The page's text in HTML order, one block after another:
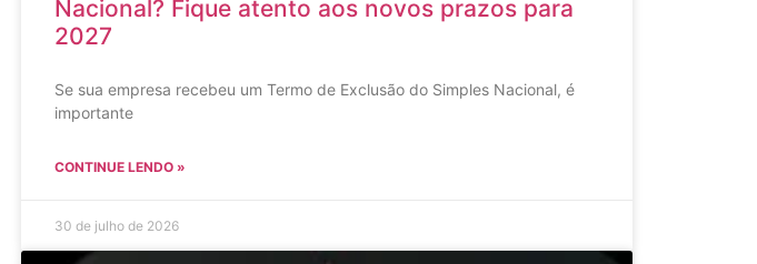
Nacional? Fique atento aos novos prazos para
2027
Se sua empresa recebeu um Termo de Exclusão do Simples Nacional, é
importante
CONTINUE LENDO »
30 de julho de 2026